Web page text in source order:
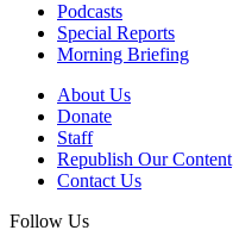
Podcasts
Special Reports
Morning Briefing
About Us
Donate
Staff
Republish Our Content
Contact Us
Follow Us